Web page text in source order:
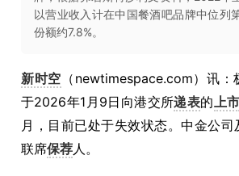
以营业收入计在中国餐酒吧品牌中位列
份额约7.8%。
新时空 （newtimespace.com）讯
于2026年1月9日向港交所递表的上市
月，目前已处于失效状态。中金公
联席保荐人。